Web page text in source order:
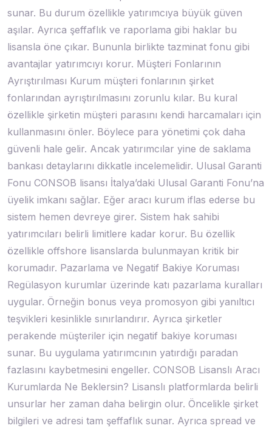
sunar. Bu durum özellikle yatırımcıya büyük güven
aşılar. Ayrıca şeffaflık ve raporlama gibi haklar bu
lisansla öne çıkar. Bununla birlikte tazminat fonu gibi
avantajlar yatırımcıyı korur. Müşteri Fonlarının
Ayrıştırılması Kurum müşteri fonlarının şirket
fonlarından ayrıştırılmasını zorunlu kılar. Bu kural
özellikle şirketin müşteri parasını kendi harcamaları için
kullanmasını önler. Böylece para yönetimi çok daha
güvenli hale gelir. Ancak yatırımcılar yine de saklama
bankası detaylarını dikkatle incelemelidir. Ulusal Garanti
Fonu CONSOB lisansı İtalya’daki Ulusal Garanti Fonu’na
üyelik imkanı sağlar. Eğer aracı kurum iflas ederse bu
sistem hemen devreye girer. Sistem hak sahibi
yatırımcıları belirli limitlere kadar korur. Bu özellik
özellikle offshore lisanslarda bulunmayan kritik bir
korumadır. Pazarlama ve Negatif Bakiye Koruması
Regülasyon kurumlar üzerinde katı pazarlama kuralları
uygular. Örneğin bonus veya promosyon gibi yanıltıcı
teşvikleri kesinlikle sınırlandırır. Ayrıca şirketler
perakende müşteriler için negatif bakiye koruması
sunar. Bu uygulama yatırımcının yatırdığı paradan
fazlasını kaybetmesini engeller. CONSOB Lisanslı Aracı
Kurumlarda Ne Beklersin? Lisanslı platformlarda belirli
unsurlar her zaman daha belirgin olur. Öncelikle şirket
bilgileri ve adresi tam şeffaflık sunar. Ayrıca spread ve